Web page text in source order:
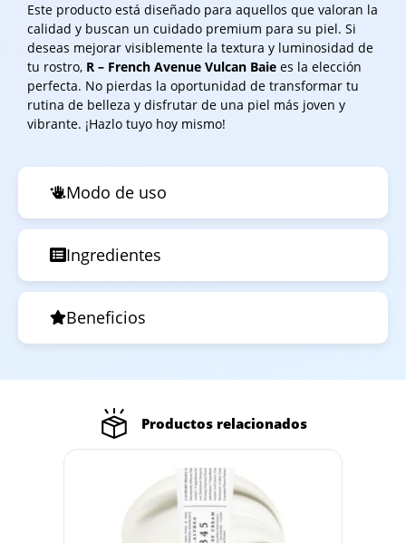
Modo de uso
Ingredientes
Beneficios
Este producto está diseñado para aquellos que valoran la
calidad y buscan un cuidado premium para su piel. Si
deseas mejorar visiblemente la textura y luminosidad de
tu rostro, R – French Avenue Vulcan Baie es la elección
perfecta. No pierdas la oportunidad de transformar tu
rutina de belleza y disfrutar de una piel más joven y
vibrante. ¡Hazlo tuyo hoy mismo!
Productos relacionados